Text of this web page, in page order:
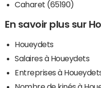
Caharet (65190)
En savoir plus sur
Houeydets
Salaires à Houeydets
Entreprises à